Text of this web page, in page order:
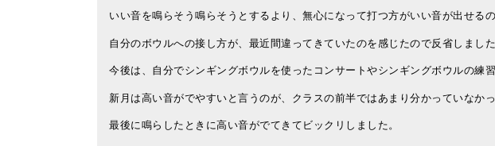
いい音を鳴らそう鳴らそうとするより、無心になって打つ方がいい音が出せるの
自分のボウルへの接し方が、最近間違ってきていたのを感じたので反省しました
今後は、自分でシンギングボウルを使ったコンサートやシンギングボウルの練
新月は高い音がでやすいと言うのが、クラスの前半ではあまり分かっていなかっ
最後に鳴らしたときに高い音がでてきてビックリしました。